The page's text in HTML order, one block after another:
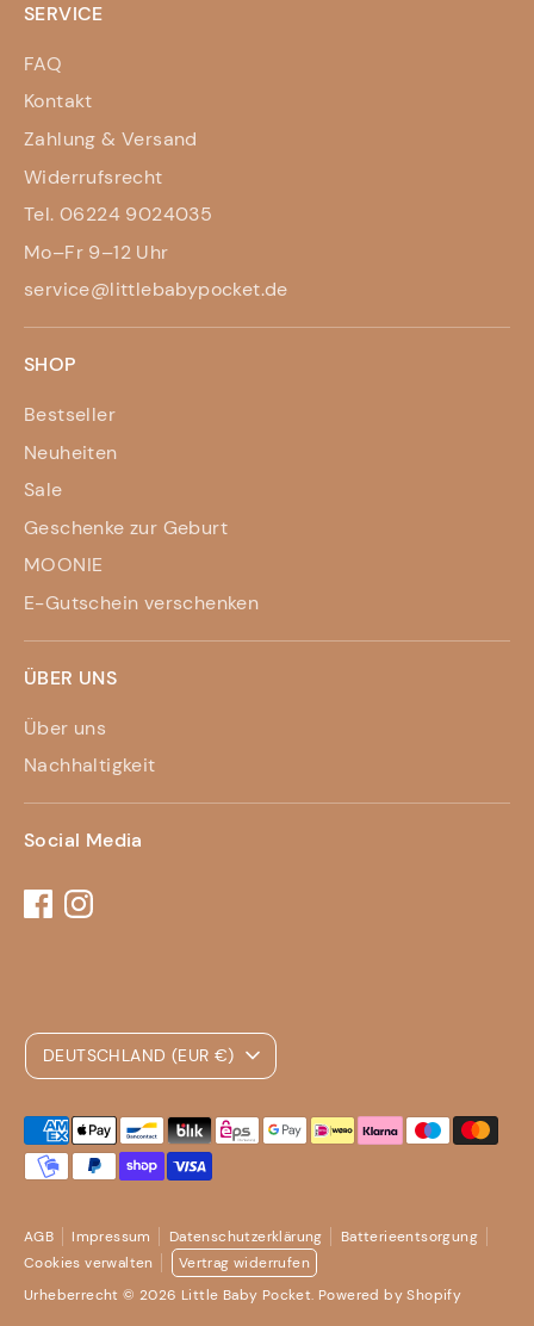
SERVICE
FAQ
Kontakt
Zahlung & Versand
Widerrufsrecht
Tel. 06224 9024035
Mo–Fr 9–12 Uhr
service@littlebabypocket.de
SHOP
Bestseller
Neuheiten
Sale
Geschenke zur Geburt
MOONIE
E-Gutschein verschenken
ÜBER UNS
Über uns
Nachhaltigkeit
Social Media
AGB Impressum Datenschutzerklärung
Batterieentsorgung
Cookies verwalten
Vertrag widerrufen
Urheberrecht © 2026 Little Baby Pocket. Powered by Shopify
Währung
DEUTSCHLAND (EUR €)
Akzeptierte
Zahlungsarten